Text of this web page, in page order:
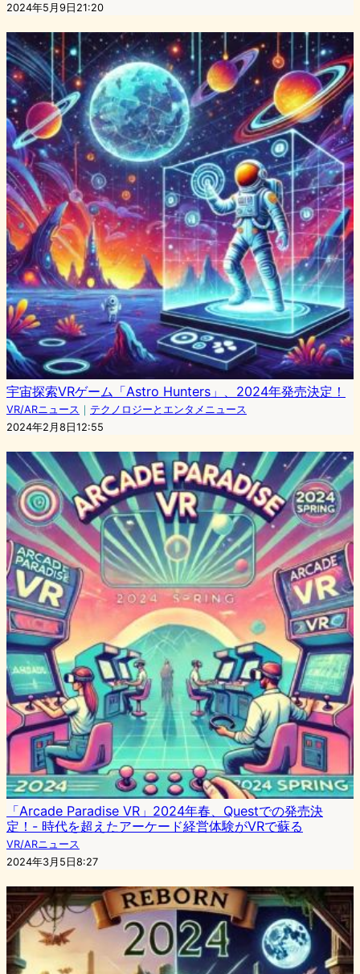
2024年5月9日21:20
宇宙探索VRゲーム「Astro Hunters」、2024年発売決定！
VR/ARニュース ｜ テクノロジーとエンタメニュース
2024年2月8日12:55
「Arcade Paradise VR」2024年春、Questでの発売決
定！- 時代を超えたアーケード経営体験がVRで蘇る
VR/ARニュース
2024年3月5日8:27